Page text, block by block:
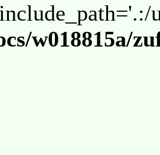
w018815a/